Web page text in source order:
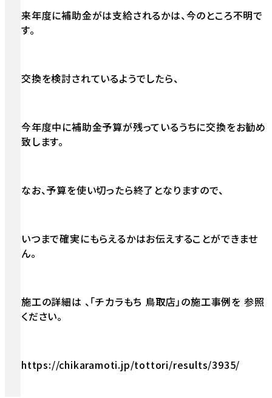
来年度に補助金がは支給されるかは、今のところ不明で
す。
交換を検討されているようでしたら、
今年度中に補助金予算が残っているうちに交換をお勧め
致します。
なお、予算を使い切ったら終了となりますので、
いつまで確実にもらえるかはお伝えすることができませ
ん。
施工の詳細は 、「チカラもち 鳥取店」の施工事例を 参照
ください。
https://chikaramoti.jp/tottori/results/3935/